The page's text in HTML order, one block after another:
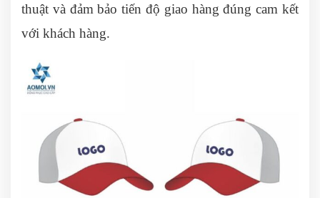
thuật và đảm bảo tiến độ giao hàng đúng cam kết
với khách hàng.